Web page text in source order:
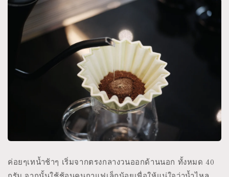
ค่อยๆเทน้ำช้าๆ เริ่มจากตรงกลางวนออกด้านนอก ทั้งหมด 40